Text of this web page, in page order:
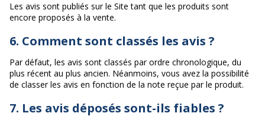
Les avis sont publiés sur le Site tant que les produits sont
encore proposés à la vente.
6. Comment sont classés les avis ?
Par défaut, les avis sont classés par ordre chronologique, du
plus récent au plus ancien. Néanmoins, vous avez la possibilité
de classer les avis en fonction de la note reçue par le produit.
7. Les avis déposés sont-ils fiables ?